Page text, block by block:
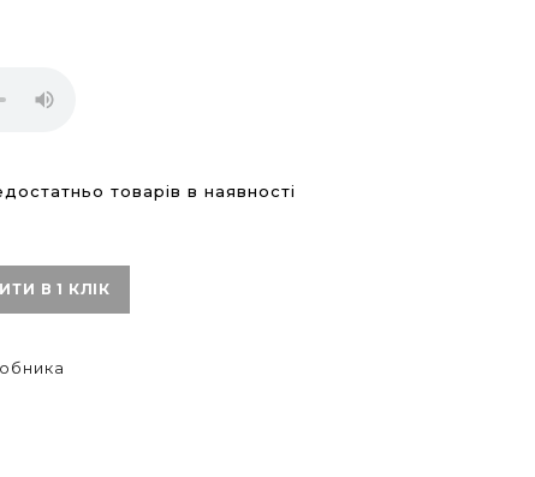
товарів в наявності
В 1 КЛІК